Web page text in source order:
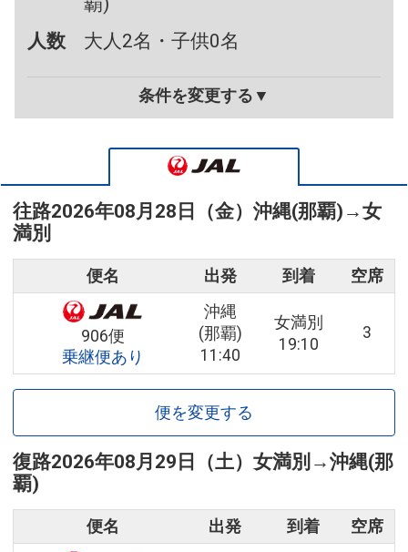
人数
大人2名・子供0名
条件を変更する▼
往路2026年08月28日（金） 沖縄(那覇) →女
満別
便名 出発 到着 空席
906便
乗継便あり
沖縄
(那覇)
11:40
女満別
19:10
3
便を変更する
復路2026年08月29日（土） 女満別 →沖縄(那
覇)
便名 出発 到着 空席